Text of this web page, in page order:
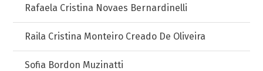
Rafaela Cristina Novaes Bernardinelli
Raila Cristina Monteiro Creado De Oliveira
Sofia Bordon Muzinatti